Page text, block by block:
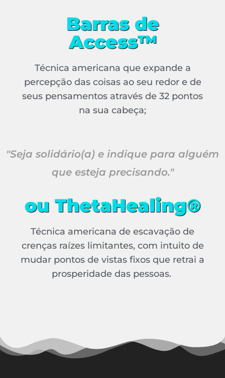
Barras de
Access™
Técnica americana que expande a
percepção das coisas ao seu redor e de
seus pensamentos através de 32 pontos
na sua cabeça;
"Seja solidário(a) e indique para alguém
que esteja precisando."
ou ThetaHealing®
Técnica americana de escavação de
crenças raízes limitantes, com intuito de
mudar pontos de vistas fixos que retrai a
prosperidade das pessoas.